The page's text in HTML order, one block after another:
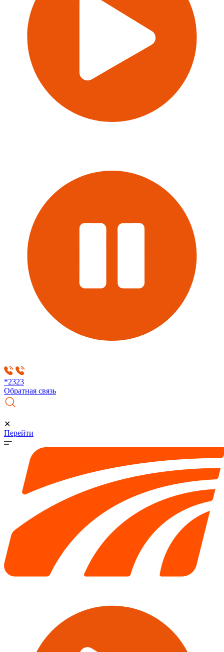
*2323
Обратная связь
✕
Перейти